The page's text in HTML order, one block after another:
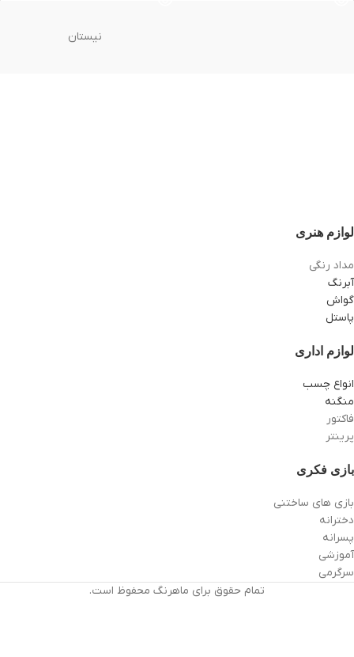
نیستان
لوازم هنری
مداد رنگی
آبرنگ
گواش
پاستل
لوازم اداری
انواع چسب
منگنه
فاکتور
پرینتر
بازی فکری
بازی های ساختنی
دخترانه
پسرانه
آموزشی
سرگرمی
تمام حقوق برای ماهرنگ محفوظ است.